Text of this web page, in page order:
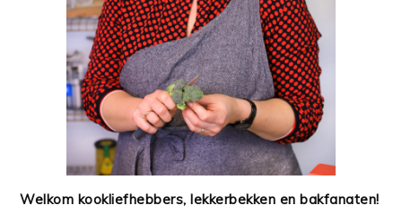
Welkom kookliefhebbers, lekkerbekken en bakfanaten!